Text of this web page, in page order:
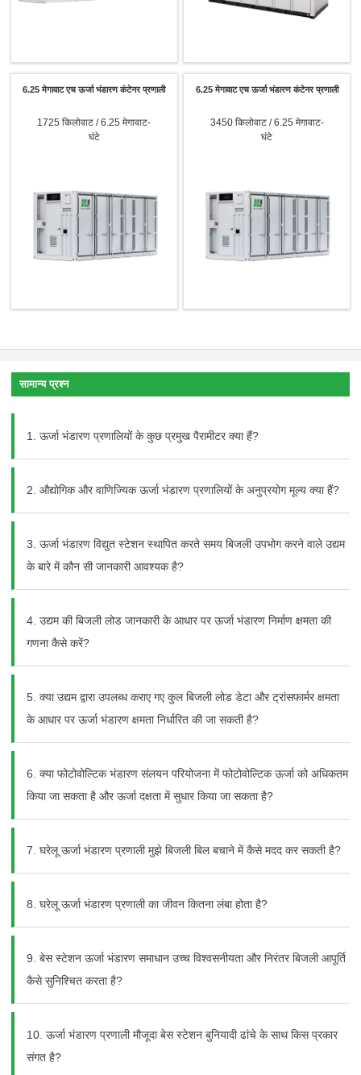
6.25 मेगावाट एच ऊर्जा भंडारण कंटेनर प्रणाली
1725 किलोवाट / 6.25 मेगावाट-
घंटे
6.25 मेगावाट एच ऊर्जा भंडारण कंटेनर प्रणाली
3450 किलोवाट / 6.25 मेगावाट-
घंटे
सामान्य प्रश्न
1. ऊर्जा भंडारण प्रणालियों के कुछ प्रमुख पैरामीटर क्या हैं?
2. औद्योगिक और वाणिज्यिक ऊर्जा भंडारण प्रणालियों के अनुप्रयोग मूल्य क्या हैं?
3. ऊर्जा भंडारण विद्युत स्टेशन स्थापित करते समय बिजली उपभोग करने वाले उद्यम
के बारे में कौन सी जानकारी आवश्यक है?
4. उद्यम की बिजली लोड जानकारी के आधार पर ऊर्जा भंडारण निर्माण क्षमता की
गणना कैसे करें?
5. क्या उद्यम द्वारा उपलब्ध कराए गए कुल बिजली लोड डेटा और ट्रांसफार्मर क्षमता
के आधार पर ऊर्जा भंडारण क्षमता निर्धारित की जा सकती है?
6. क्या फोटोवोल्टिक भंडारण संलयन परियोजना में फोटोवोल्टिक ऊर्जा को अधिकतम
किया जा सकता है और ऊर्जा दक्षता में सुधार किया जा सकता है?
7. घरेलू ऊर्जा भंडारण प्रणाली मुझे बिजली बिल बचाने में कैसे मदद कर सकती है?
8. घरेलू ऊर्जा भंडारण प्रणाली का जीवन कितना लंबा होता है?
9. बेस स्टेशन ऊर्जा भंडारण समाधान उच्च विश्वसनीयता और निरंतर बिजली आपूर्ति
कैसे सुनिश्चित करता है?
10. ऊर्जा भंडारण प्रणाली मौजूदा बेस स्टेशन बुनियादी ढांचे के साथ किस प्रकार
संगत है?